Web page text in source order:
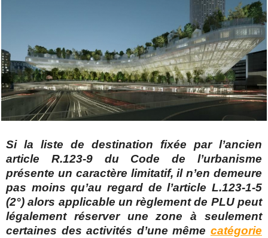
Si la liste de destination fixée par l’ancien
article R.123-9 du Code de l’urbanisme
présente un caractère limitatif, il n’en demeure
pas moins qu’au regard de l’article L.123-1-5
(2°) alors applicable un règlement de PLU peut
légalement réserver une zone à seulement
certaines des activités d’une même catégorie